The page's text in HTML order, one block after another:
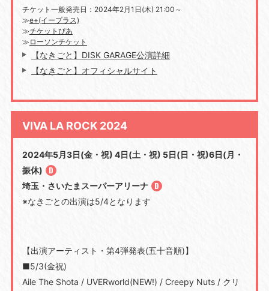
チケット一般発売日：2024年2月1日(木) 21:00～
≫e+(イープラス)
≫チケットぴあ
≫ ローソンチケット
【なきごと】DISK GARAGE公演詳細
【なきごと】オフィシャルサイト
VIVA LA ROCK 2024
2024年5月3日(金・祝) 4日(土・祝) 5日(日・祝)6日(月・
振休)
埼玉・さいたまスーパーアリーナ
※なきごとの出演は5/4となります
【出演アーティスト・第4弾発表(五十音順)】
■5/3(金祝)
Aile The Shota / UVERworld(NEW!) / Creepy Nuts / クリ